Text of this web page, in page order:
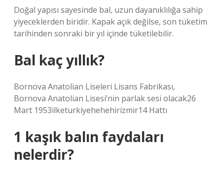
Doğal yapısı sayesinde bal, uzun dayanıklılığa sahip
yiyeceklerden biridir. Kapak açık değilse, son tüketim
tarihinden sonraki bir yıl içinde tüketilebilir.
Bal kaç yıllık?
Bornova Anatolian Liseleri Lisans Fabrikası,
Bornova Anatolian Lisesi’nin parlak sesi olacak26
Mart 1953ilketurkiyehehehirizmir14 Hattı
1 kaşık balın faydaları
nelerdir?